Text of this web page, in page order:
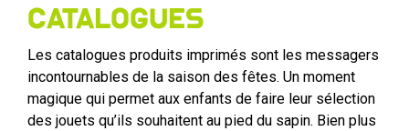
catalogues
Les catalogues produits imprimés sont les messagers
incontournables de la saison des fêtes. Un moment
magique qui permet aux enfants de faire leur sélection
des jouets qu’ils souhaitent au pied du sapin. Bien plus